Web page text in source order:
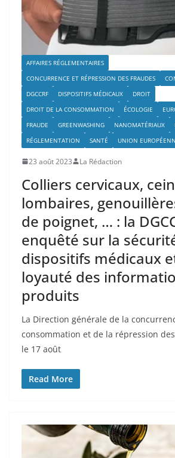
AFFAIRES RÉGLEMENTAIRES
CONCURRENCE ET RÉPRESSION DES FRAUDES
DGCCRF
DISPOSITIFS MÉDICAUX
DROIT
DROIT DE LA CONSOMMATION
ÉCOLOGIE
FRAUDE
GREENWASHING NANOMATÉRIAUX
RÉGLEMENTATION
SANTÉ UNION
23 août 2023 La Rédaction
Colliers cervicaux,
lombaires,
de poignet, … : la
enquêté sur la
dispositifs médicaux
loyauté des
produits
La Direction générale de la
consommation et de la répression
le 17 août
Read More